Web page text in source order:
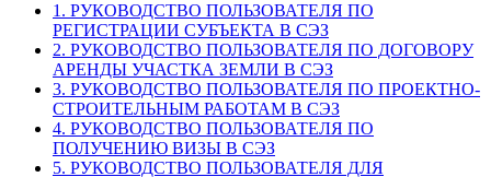
1. РУКОВОДСТВО ПОЛЬЗОВАТЕЛЯ ПО
РЕГИСТРАЦИИ СУБЪЕКТА В СЭЗ
2. РУКОВОДСТВО ПОЛЬЗОВАТЕЛЯ ПО ДОГОВОРУ
АРЕНДЫ УЧАСТКА ЗЕМЛИ В СЭЗ
3. РУКОВОДСТВО ПОЛЬЗОВАТЕЛЯ ПО ПРОЕКТНО-
СТРОИТЕЛЬНЫМ РАБОТАМ В СЭЗ
4. РУКОВОДСТВО ПОЛЬЗОВАТЕЛЯ ПО
ПОЛУЧЕНИЮ ВИЗЫ В СЭЗ
5. РУКОВОДСТВО ПОЛЬЗОВАТЕЛЯ ДЛЯ